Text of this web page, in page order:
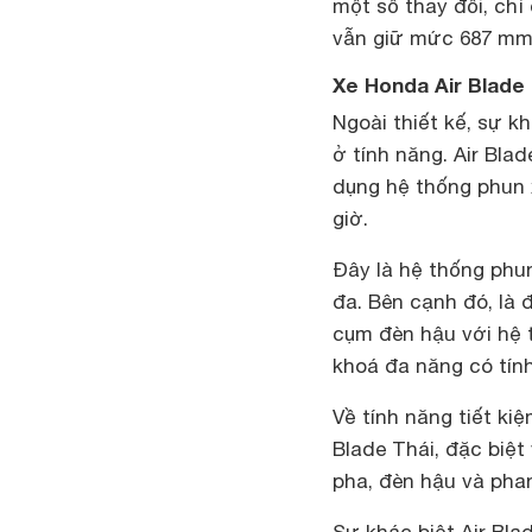
một số thay đổi, chỉ
vẫn giữ mức 687
Xe Honda Air
Ngoài thiết kế, sự
ở tính năng. Air
dụng hệ thống
giờ.
Đây là hệ thống
đa. Bên cạnh đó, là
cụm đèn hậu với
khoá đa năng có
Về tính năng tiết
Blade Thái, đặc
pha, đèn hậu và